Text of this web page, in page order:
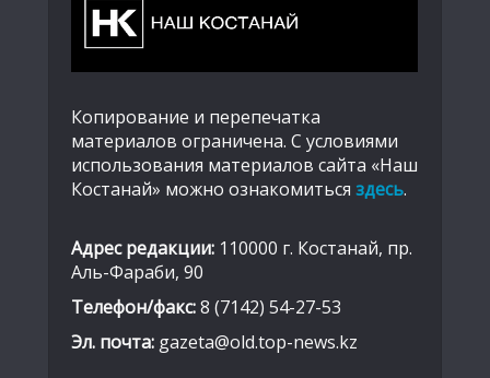
Копирование и перепечатка
материалов ограничена. С условиями
использования материалов сайта «Наш
Костанай» можно ознакомиться здесь.
Адрес редакции: 110000 г. Костанай, пр.
Аль-Фараби, 90
Телефон/факс:8 (7142) 54-27-53
Эл. почта: gazeta@old.top-news.kz